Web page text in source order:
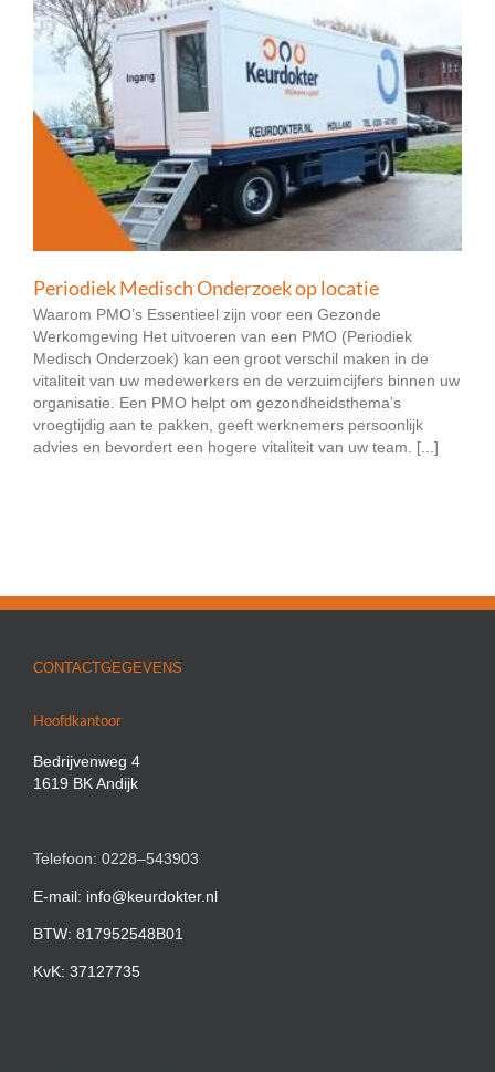
Periodiek Medisch Onderzoek op locatie
Waarom PMO’s Essentieel zijn voor een Gezonde
Werkomgeving Het uitvoeren van een PMO (Periodiek
Medisch Onderzoek) kan een groot verschil maken in de
vitaliteit van uw medewerkers en de verzuimcijfers binnen uw
organisatie. Een PMO helpt om gezondheidsthema’s
vroegtijdig aan te pakken, geeft werknemers persoonlijk
advies en bevordert een hogere vitaliteit van uw team. [...]
CONTACTGEGEVENS
Hoofdkantoor
Bedrijvenweg 4
1619 BK Andijk
Telefoon: 0228–543903
E-mail: info@keurdokter.nl
BTW: 817952548B01
KvK: 37127735